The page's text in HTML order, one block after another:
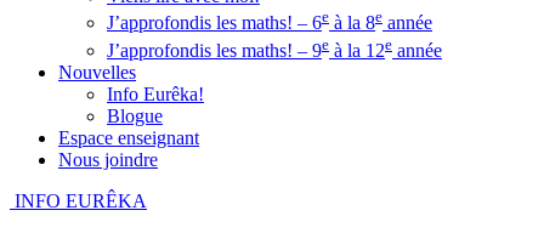
J’approfondis les maths! – 6e à la 8e année
J’approfondis les maths! – 9e à la 12e année
Nouvelles
Info Eurêka!
Blogue
Espace enseignant
Nous joindre
INFO EURÊKA